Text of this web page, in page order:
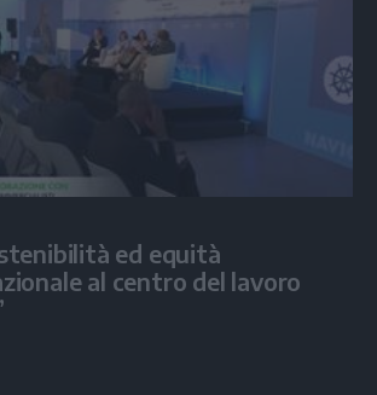
ed equità
al centro del lavoro